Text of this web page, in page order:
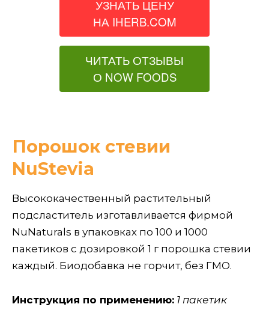
УЗНАТЬ ЦЕНУ
НА IHERB.COM
ЧИТАТЬ ОТЗЫВЫ
О NOW FOODS
Порошок стевии
NuStevia
Высококачественный растительный
подсластитель изготавливается фирмой
NuNaturals в упаковках по 100 и 1000
пакетиков с дозировкой 1 г порошка стевии
каждый. Биодобавка не горчит, без ГМО.
Инструкция по применению: 1 пакетик